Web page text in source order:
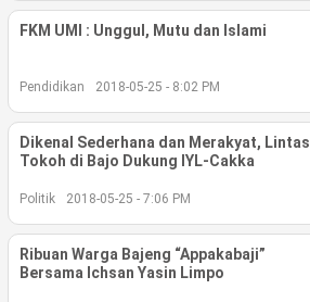
©
Copyright
2026
.
Right
FKM UMI : Unggul, Mutu dan Islami
Pendidikan 2018-05-25 - 8:02 PM
Dikenal Sederhana dan Merakyat, Lintas
Tokoh di Bajo Dukung IYL-Cakka
Politik 2018-05-25 - 7:06 PM
Ribuan Warga Bajeng “Appakabaji”
Bersama Ichsan Yasin Limpo